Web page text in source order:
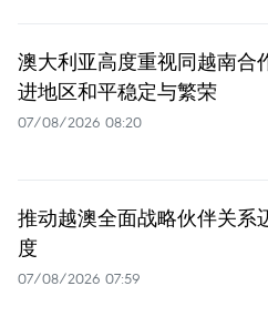
澳大利亚高度重视同越南合
进地区和平稳定与繁荣
07/08/2026 08:20
推动越澳全面战略伙伴关系
度
07/08/2026 07:59